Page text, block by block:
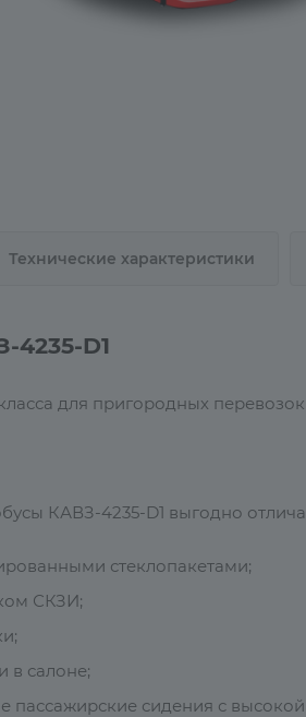
Технические характеристики
4235-D1
для пригородных
КАВЗ-4235-D1 выгодно
стеклопакетами;
СКЗИ;
в салоне;
пассажирские сидения с